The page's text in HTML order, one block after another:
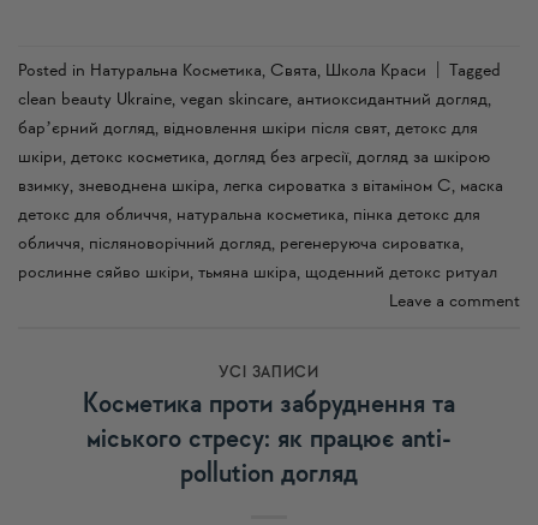
Posted in Натуральна Косметика, Свята, Школа Краси
Tagged
clean beauty Ukraine, vegan skincare, антиоксидантний догляд,
барʼєрний догляд, відновлення шкіри після свят, детокс для
шкіри, детокс косметика, догляд без агресії, догляд за шкірою
взимку, зневоднена шкіра, легка сироватка з вітаміном C, маска
детокс для обличчя, натуральна косметика, пінка детокс для
обличчя, післяноворічний догляд, регенеруюча сироватка,
рослинне сяйво шкіри, тьмяна шкіра, щоденний детокс ритуал
Leave a comment
УСI ЗАПИСИ
Косметика проти забруднення та
міського стресу: як працює anti-
pollution догляд